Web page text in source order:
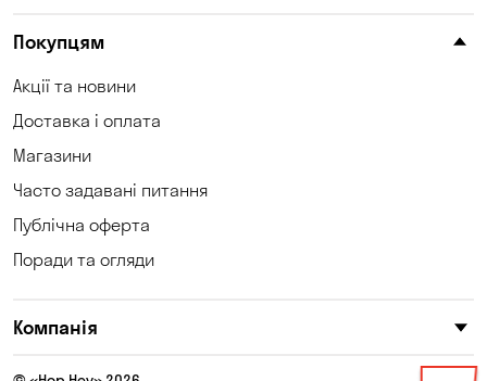
Покупцям
Акції та новини
Доставка і оплата
Магазини
Часто задавані питання
Публічна оферта
Поради та огляди
Компанія